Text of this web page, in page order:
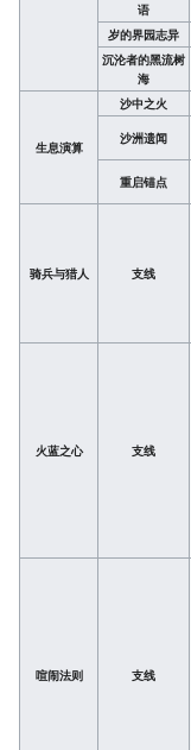
语
岁的界园志异
沉沦者的黑流树
海
生息演算
沙中之火
沙洲遗闻
重启锚点
骑兵与猎人 支线
火蓝之心 支线
喧闹法则 支线